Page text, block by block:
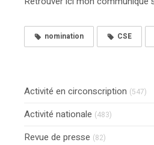
nomination CSE
Activité en circonscription (547)
Activité nationale (483)
Revue de presse (82)